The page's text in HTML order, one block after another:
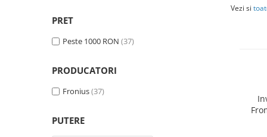
Vezi si
PRET
Peste 1000 RON (37)
PRODUCATORI
Fronius(37)
PUTERE